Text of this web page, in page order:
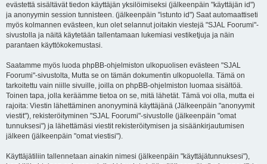
evästettä sisältävät tiedon käyttäjän yksilöimiseksi (jälkeenpäin "käyttäjän id")
ja anonyymin session tunnisteen. (jälkeenpäin "istunto id") Saat automaattiseti
myös kolmannen evästeen, kun olet selannut joitakin viestejä "SJAL Foorumi"-
sivustolla ja näitä käytetään tallentamaan lukemiasi vestiketjuja ja näin
parantaen käyttökokemustasi.
Saatamme myös luoda phpBB-ohjelmiston ulkopuolisen evästeen "SJAL
Foorumi"-sivustolta, Mutta se on tämän dokumentin ulkopuolella. Tämä on
tarkoitettu vain niille sivuille, joilla on phpBB-ohjelmiston luomaa sisältöä.
Toinen tapa, jolla keräämme tietoa on se, mitä lähetät. Tämä voi olla, mutta ei
rajoita: Viestin lähettäminen anonyyminä käyttäjänä (Jälkeenpäin "anonyymit
viestit"), rekisteröityminen "SJAL Foorumi"-sivustolle (jälkeenpäin "omat
tunnuksesi") ja lähettämäsi viestit rekisteröitymisen ja sisäänkirjautumisen
jälkeen (jälkeenpäin "omat viestisi").
Käyttäjätiliin tallennetaan ainakin nimesi (jälkeenpäin "käyttäjätunnuksesi"),